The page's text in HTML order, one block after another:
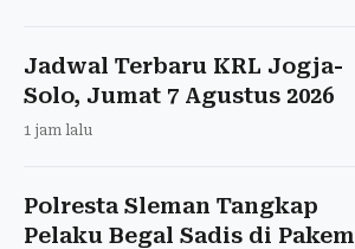
Jadwal Terbaru KRL Jogja-
Solo, Jumat 7 Agustus 2026
1 jam lalu
Polresta Sleman Tangkap
Pelaku Begal Sadis di Pakem